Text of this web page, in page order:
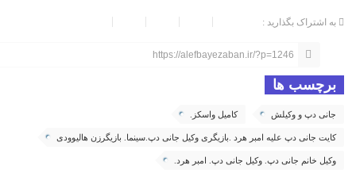
به اشتراک بگذارید :
https://alefbayezaban.ir/?p=1246
برچسب ها
جانی دپ و وکیلش کامیل واسکز.
کایت جانی دپ علیه امبر هرد .بازیگری وکیل جانی دپ.سینما. بازیگرزن هالیوودی
وکیل خانم جانی دپ. وکیل جانی دپ. امبر هرد.